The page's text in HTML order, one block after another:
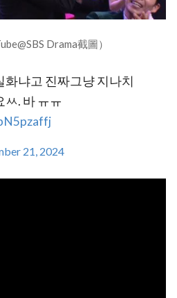
Drama截圖）
냐고 진짜그냥 지나치
. 바 ㅠㅠ
21, 2024